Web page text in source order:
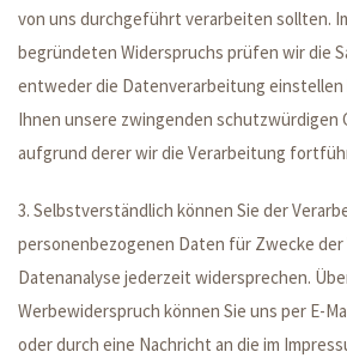
von uns durchgeführt verarbeiten sollten.
begründeten Widerspruchs prüfen wir die
entweder die Datenverarbeitung einstellen
Ihnen unsere zwingenden schutzwürdigen
aufgrund derer wir die Verarbeitung
3. Selbstverständlich können Sie der
personenbezogenen Daten für Zwecke der
Datenanalyse jederzeit widersprechen.
Werbewiderspruch können Sie uns per E-
oder durch eine Nachricht an die im